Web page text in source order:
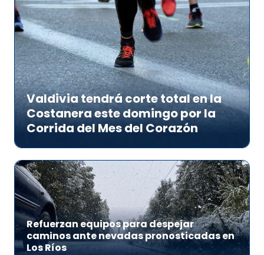
Valdivia tendrá corte total en la
Costanera este domingo por la
Corrida del Mes del Corazón
Refuerzan equipos para despejar
caminos ante nevadas pronosticadas en
Los Ríos